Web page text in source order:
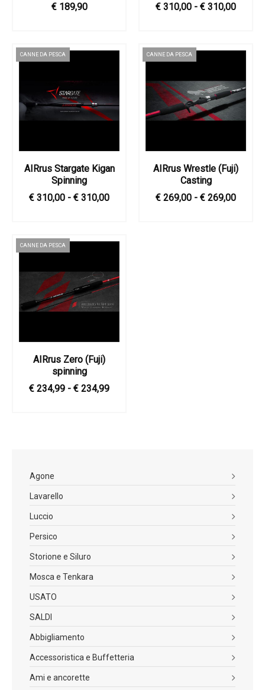
€ 189,90
€ 310,00 - € 310,00
CANNE DA PESCA
AIRrus Stargate Kigan
Spinning
€ 310,00 - € 310,00
CANNE DA PESCA
AIRrus Wrestle (Fuji)
Casting
€ 269,00 - € 269,00
CANNE DA PESCA
AIRrus Zero (Fuji)
spinning
€ 234,99 - € 234,99
Agone
Lavarello
Luccio
Persico
Storione e Siluro
Mosca e Tenkara
USATO
SALDI
Abbigliamento
Accessoristica e Buffetteria
Ami e ancorette